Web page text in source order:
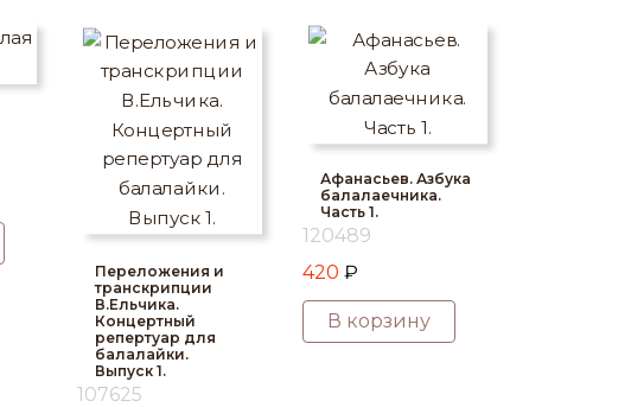
Переложения и
транскрипции
В.Ельчика.
Концертный
репертуар для
балалайки.
Выпуск 1.
107625
Афанасьев. Азбука
балалаечника.
Часть 1.
120489
420 ₽
В корзину